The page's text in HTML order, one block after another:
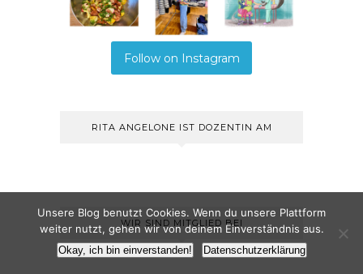
Follow on Instagram
RITA ANGELONE IST DOZENTIN AM
WIR SIND MITGLIED BEI
Unsere Blog benutzt Cookies. Wenn du unsere Plattform
weiter nutzt, gehen wir von deinem Einverständnis aus.
Okay, ich bin einverstanden! Datenschutzerklärung